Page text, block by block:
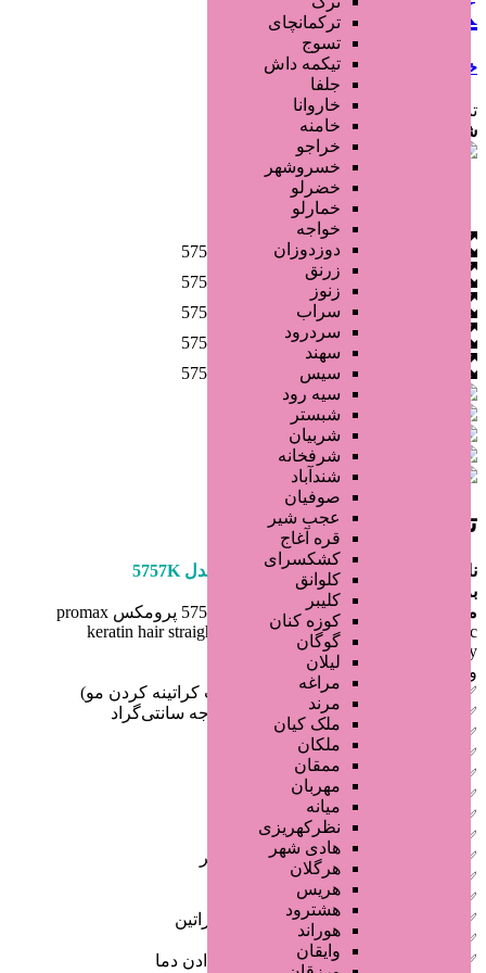
ترکمانچای
تسوج
تیکمه داش
جلفا
خاروانا
خامنه
خراجو
خسروشهر
خضرلو
خمارلو
خواجه
دوزدوزان
زرنق
زنوز
سراب
سردرود
سهند
سیس
سیه رود
شبستر
شربیان
شرفخانه
شندآباد
صوفیان
عجب شیر
قره آغاج
کشکسرای
کلوانق
کلیبر
کوزه کنان
گوگان
لیلان
مراغه
مرند
ملک کیان
ملکان
ممقان
مهربان
میانه
نظرکهریزی
هادی شهر
هرگلان
هریس
هشترود
هوراند
وایقان
5757K
خراسان رضوی مشهد
تماس بگیرید
شماره آگهی:
2823
توضیحات آگهی
نام محصول :
اتو مو پرومكس كراتينه مدل 5757K
برند :
مدل :
اتو مو و حالت دهنده مو مدل 5757K پرومکس promax
keratin hair straightener 5757k tourmaline power ceramic
technology
ویژگی ها :
✅صفحات با روکش کراتین (عالی جهت کراتینه کردن مو)
✅قابلیت تنظیم دما از ۱۳۰ الی ۲۳۰ درجه سانتی‌گراد
✅پخش یکنواخت حرارت
✅بیشینه دما : ۲۳۰
✅قدرت دستگاه : ۵۵ وات
✅صفحه تخت
✅دارای بدنه ی ضد لغزش
✅پهنای صفحه: ۲۶ میلیمتر
✅ابعاد : طول 31 و عرض 3.2 سانتی متر
✅وزن : 700 گرم
✅کیف نگهداری با لایه‌ی داخلی نسوز
✅دارای صفحات سرامیکی با روکش کراتین
✅مدت زمان گرم شدن ۳۰ ثانیه
✅دارای نشانگر های LED برای نشان دادن دما